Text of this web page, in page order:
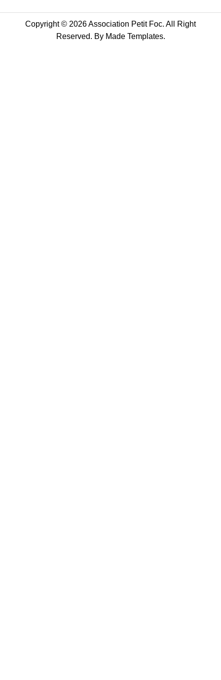
Copyright © 2026 Association Petit Foc. All Right
Reserved. By Made Templates.